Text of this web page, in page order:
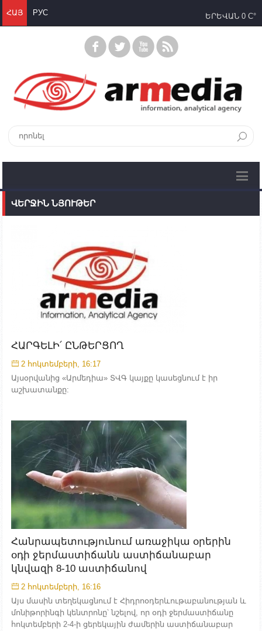
ՀԱՅ РУС ԵՐԵՎԱՆ 0 C°
ՎԵՐՋԻՆ ՆՅՈՒԹԵՐ
ՀԱՐԳԵԼԻ՛ ԸՆԹԵՐՑՈՂ
2 հոկտեմբերի, 16:17
Այսօրվանից «Արմեդիա» ՏՎԳ կայքը կասեցնում է իր
աշխատանքը:
Հանրապետությունում առաջիկա օրերին
օդի ջերմաստիճանն աստիճանաբար
կնվազի 8-10 աստիճանով
2 հոկտեմբերի, 16:16
Այս մասին տեղեկացնում է Հիդրոօդերևութաբանության և
մոնիթորինգի կենտրոնը՝ նշելով, որ օդի ջերմաստիճանը
հոկտեմբերի 2-4-ի ցերեկային ժամերին աստիճանաբար